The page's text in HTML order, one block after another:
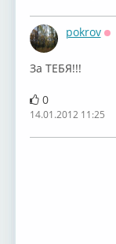
pokrov
За ТЕБЯ!!!
0
14.01.2012 11:25